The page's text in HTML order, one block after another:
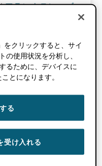
アランナテレーズ
のものです。
不正確である可
るようになりまし
各アイテムの可視
人データ、あなた
、キーワード、ウ
をクリックすると、サイ
の使用状況を分析し、
るために、デバイスに
とになります。
る
け入れる